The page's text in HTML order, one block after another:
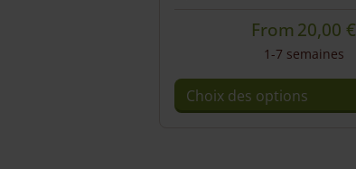
From 20,00€
1-7 semaines
Choix des options